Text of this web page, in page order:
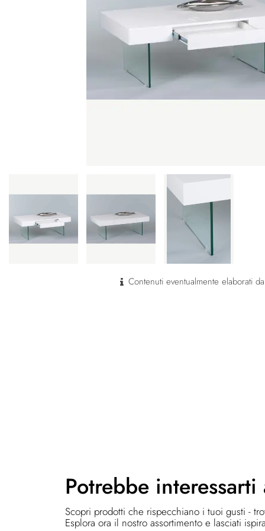
Contenuti eventualmente elaborati
Potrebbe interessarti
Scopri prodotti che rispecchiano i tuoi gusti -
Esplora ora il nostro assortimento e lasciati